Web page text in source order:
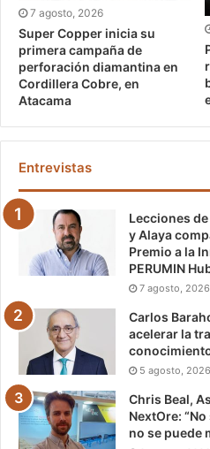
7 agosto, 2026
Super Copper inicia su
primera campaña de
perforación diamantina en
Cordillera Cobre, en
Atacama
Entrevistas
Lecciones
y Alaya
Premio a la
PERUMIN
7 agosto, 2026
Carlos
acelerar la
5 agosto, 2026
Chris Beal,
NextOre:
no se puede